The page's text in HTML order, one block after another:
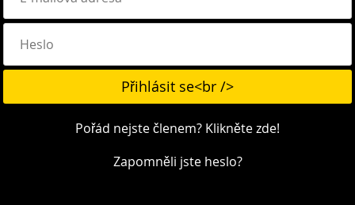
Pořád nejste členem? Klikněte zde!
Zapomněli jste heslo?